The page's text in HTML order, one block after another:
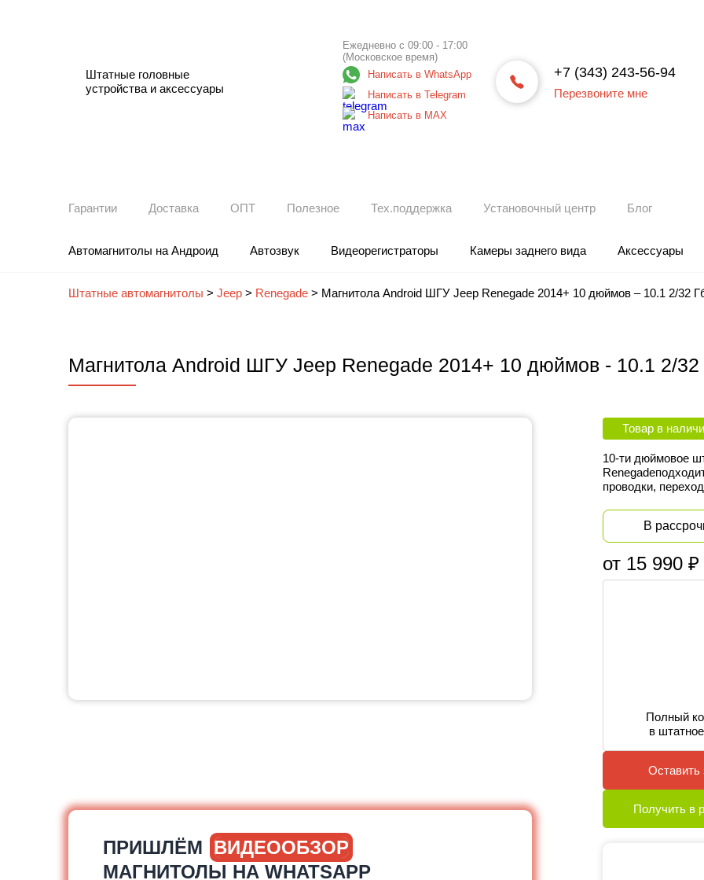
Штатные головные
устройства и аксессуары
Ежедневно с 09:00 - 17:00
(Московское время)
Написать в WhatsApp
Написать в Telegram
Написать в МАХ
+7 (343) 243-56-94
Перезвоните мне
Гарантии Доставка ОПТ Полезное Тех.поддержка Установочный центр Блог
Автомагнитолы на Андроид Автозвук Видеорегистраторы Камеры заднего вида Аксессуары
Штатные автомагнитолы > Jeep > Renegade > Магнитола Android ШГУ Jeep Renegade 2014+ 10 дюймов – 10.1 2/32
Магнитола Android ШГУ Jeep Renegade 2014+ 10 дюймов - 10.1 2/32
ПРИШЛЁМ ВИДЕООБЗОР
МАГНИТОЛЫ НА WHATSAPP
Товар в
10-ти дюймовое
проводки,
В
от 15 990 ₽
Полный
в
Оставить
Получить в